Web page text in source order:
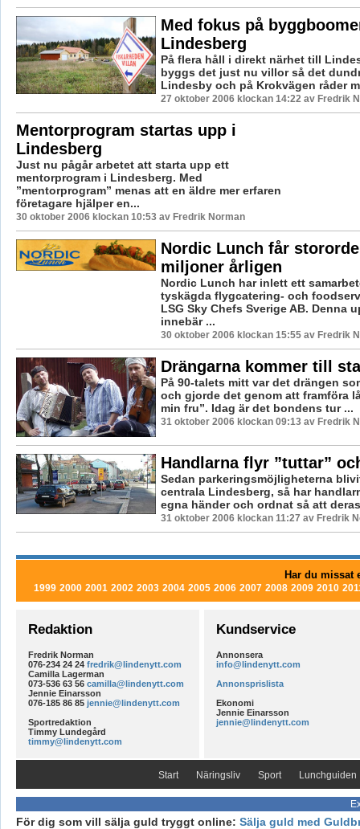
Med fokus på
Lindesberg
På flera håll i direkt närhet till
byggs det just nu villor så det
Lindesby och på Krokvägen råder
27 oktober 2006 klockan 14:22 av Fredrik
Mentorprogram startas upp i
Lindesberg
Just nu pågår arbetet att starta upp ett
mentorprogram i Lindesberg. Med
”mentorprogram” menas att en äldre mer erfaren
företagare hjälper en...
30 oktober 2006 klockan 10:53 av Fredrik Norman
Nordic Lunch får
miljoner årligen
Nordic Lunch har inlett ett
tyskägda flygcatering- och
LSG Sky Chefs Sverige AB. Denna
innebär ...
30 oktober 2006 klockan 15:55 av Fredrik
Drängarna kommer till
På 90-talets mitt var det drängen
och gjorde det genom att framföra
min fru”. Idag är det bondens tur ...
31 oktober 2006 klockan 09:13 av Fredrik
Handlarna flyr ”tuttar”
Sedan parkeringsmöjligheterna
centrala Lindesberg, så har
egna händer och ordnat så att
31 oktober 2006 klockan 11:27 av Fredrik
Har du missat
1999 2000 2001 2002 2003 2004 2005 2006 2007 2008 2009 2010
Redaktion
Fredrik Norman
076-234 24 24 fredrik@lindenytt.com
Camilla Lagerman
073-536 63 56 camilla@lindenytt.com
Jennie Einarsson
076-185 86 85 jennie@lindenytt.com
Sportredaktion
Timmy Lundegård
timmy@lindenytt.com
Kundservice
Annonsera
info@lindenytt.com
Annonsprislista
Ekonomi
Jennie Einarsson
jennie@lindenytt.com
Start Näringsliv Sport Lunchguiden
För dig som vill sälja guld tryggt online: Sälja guld med